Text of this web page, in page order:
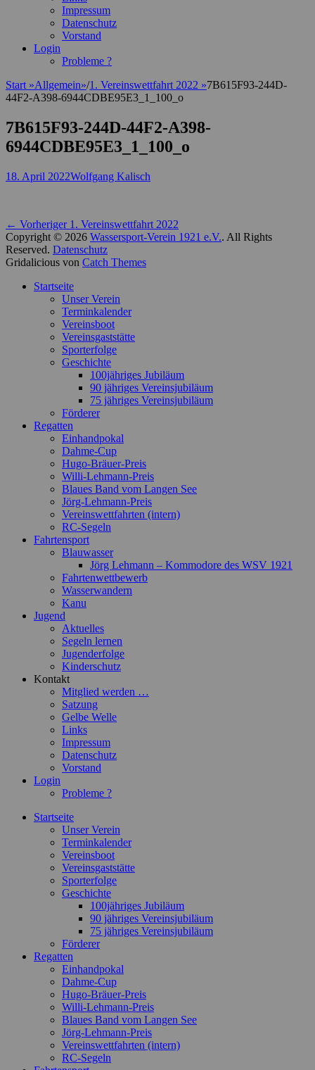
Impressum
Datenschutz
Vorstand
Login
Probleme ?
Start »Allgemein»/1. Vereinswettfahrt 2022 »7B615F93-244D-
44F2-A398-6944CDBE95E3_1_100_o
7B615F93-244D-44F2-A398-
6944CDBE95E3_1_100_o
Posted
18. April 2022Autor
Wolfgang Kalisch
Beitragsnavigation
← Vorheriger Vorheriger
Beitrag:
1. Vereinswettfahrt 2022
Copyright © 2026 Wassersport-Verein 1921 e.V.. All Rights
Reserved. Datenschutz
Gridalicious von Catch Themes
oben
Startseite
Unser Verein
Terminkalender
Vereinsboot
Vereinsgaststätte
Sporterfolge
Geschichte
100jähriges Jubiläum
90 jähriges Vereinsjubiläum
75 jähriges Vereinsjubiläum
Förderer
Regatten
Einhandpokal
Dahme-Cup
Hugo-Bräuer-Preis
Willi-Lehmann-Preis
Blaues Band vom Langen See
Jörg-Lehmann-Preis
Vereinswettfahrten (intern)
RC-Segeln
Fahrtensport
Blauwasser
Jörg Lehmann – Kommodore des WSV 1921
Fahrtenwettbewerb
Wasserwandern
Kanu
Jugend
Aktuelles
Segeln lernen
Jugenderfolge
Kinderschutz
Kontakt
Mitglied werden …
Satzung
Gelbe Welle
Links
Impressum
Datenschutz
Vorstand
Login
Probleme ?
Startseite
Unser Verein
Terminkalender
Vereinsboot
Vereinsgaststätte
Sporterfolge
Geschichte
100jähriges Jubiläum
90 jähriges Vereinsjubiläum
75 jähriges Vereinsjubiläum
Förderer
Regatten
Einhandpokal
Dahme-Cup
Hugo-Bräuer-Preis
Willi-Lehmann-Preis
Blaues Band vom Langen See
Jörg-Lehmann-Preis
Vereinswettfahrten (intern)
RC-Segeln